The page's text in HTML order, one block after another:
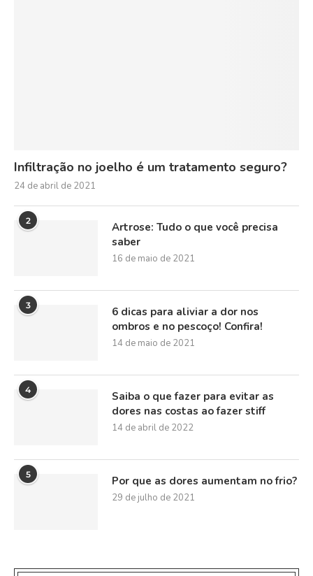
Infiltração no joelho é um tratamento seguro?
24 de abril de 2021
2
Artrose: Tudo o que você precisa
saber
16 de maio de 2021
3
6 dicas para aliviar a dor nos
ombros e no pescoço! Confira!
14 de maio de 2021
4
Saiba o que fazer para evitar as
dores nas costas ao fazer stiff
14 de abril de 2022
5 Por que as dores aumentam no frio?
29 de julho de 2021